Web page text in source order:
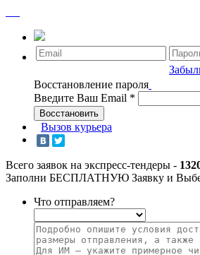
Восстановление пароля
Введите Ваш Email *
Вызов курьера
Всего заявок на экспресс-тендеры -
Заполни БЕСПЛАТНУЮ Заявку и
Что отправляем?